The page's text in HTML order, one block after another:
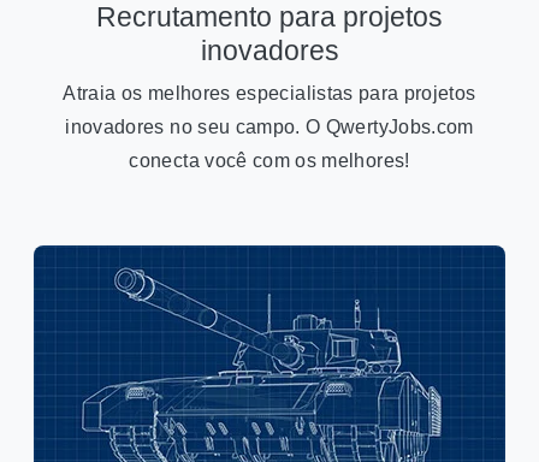
Recrutamento para projetos
inovadores
Atraia os melhores especialistas para projetos
inovadores no seu campo. O QwertyJobs.com
conecta você com os melhores!